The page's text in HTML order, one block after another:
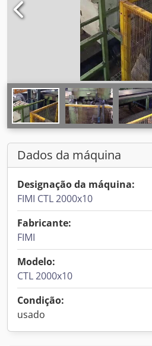
Dados da máquina
Designação da máquina:
FIMI CTL 2000x10
Fabricante:
FIMI
Modelo:
CTL 2000x10
Condição:
usado